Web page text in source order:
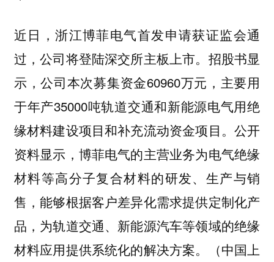
近日，浙江博菲电气首发申请获证监会通
过，公司将登陆深交所主板上市。招股书显
示，公司本次募集资金60960万元，主要用
于年产35000吨轨道交通和新能源电气用绝
缘材料建设项目和补充流动资金项目。公开
资料显示，博菲电气的主营业务为电气绝缘
材料等高分子复合材料的研发、生产与销
售，能够根据客户差异化需求提供定制化产
品，为轨道交通、新能源汽车等领域的绝缘
材料应用提供系统化的解决方案。（中国上